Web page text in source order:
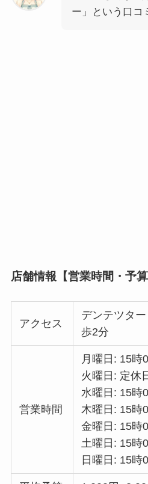
ー」という口コ
店舗情報【営業時間・予算
アクセス
デンテツタ
歩2分
営業時間
月曜日: 15時
火曜日: 定休
水曜日: 15時
木曜日: 15時
金曜日: 15時
土曜日: 15時
日曜日: 15時